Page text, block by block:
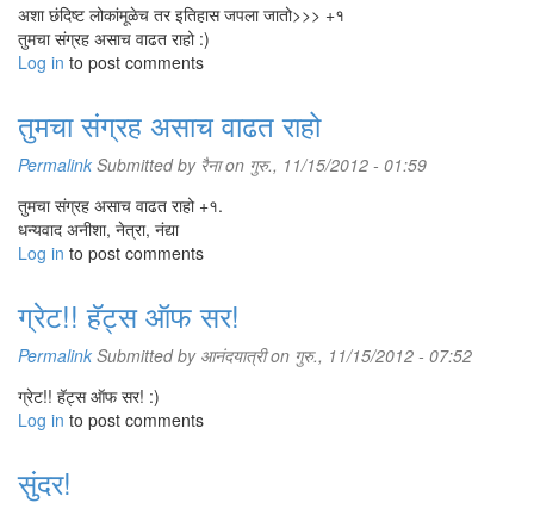
अशा छंदिष्ट लोकांमूळेच तर इतिहास जपला जातो>>> +१
तुमचा संग्रह असाच वाढत राहो :)
Log in to post comments
तुमचा संग्रह असाच वाढत राहो
Permalink Submitted by रैनाon गुरु., 11/15/2012 - 01:59
तुमचा संग्रह असाच वाढत राहो +१.
धन्यवाद अनीशा, नेत्रा, नंद्या
Log in to post comments
ग्रेट!! हॅट्स ऑफ सर!
Permalink Submitted by आनंदयात्रीon गुरु., 11/15/2012 - 07:52
ग्रेट!! हॅट्स ऑफ सर! :)
Log in to post comments
सुंदर!